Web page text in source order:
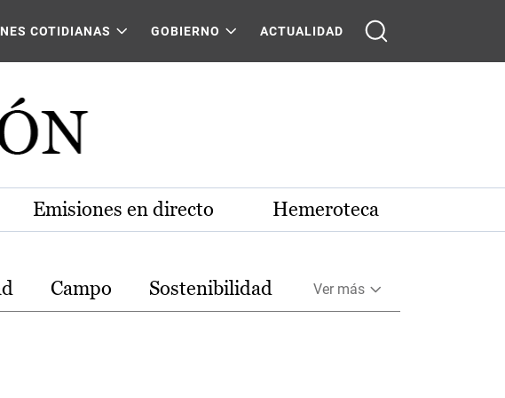
COTIDIANAS GOBIERNO ACTUALIDAD
Emisiones en directo Hemeroteca
Campo Sostenibilidad Ver más